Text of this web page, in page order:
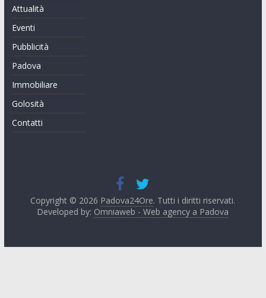
Attualità
Eventi
Pubblicità
Padova
Immobiliare
Golosità
Contatti
Copyright © 2026 Padova24Ore. Tutti i diritti riservati.
Developed by: Omniaweb - Web agency a Padova